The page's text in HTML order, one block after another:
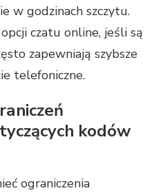
w godzinach szczytu.
czatu online, jeśli są
zapewniają szybsze
telefoniczne.
kodów
ograniczenia